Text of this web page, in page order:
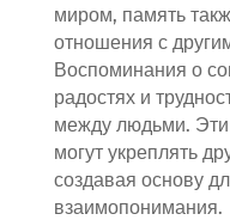
миром, память
отношения с
Воспоминания о
радостях и
между людьми.
могут укреплять
создавая основу
взаимопонимания.